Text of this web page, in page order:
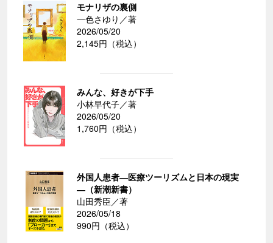
モナリザの裏側
一色さゆり／著
2026/05/20
2,145円（税込）
みんな、好きが下手
小林早代子／著
2026/05/20
1,760円（税込）
外国人患者―医療ツーリズムと日本の現実
―（新潮新書）
山田秀臣／著
2026/05/18
990円（税込）